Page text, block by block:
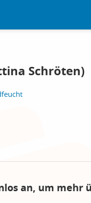
Schröten)
an, um mehr